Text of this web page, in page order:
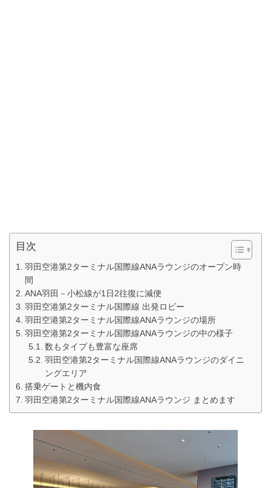
目次
羽田空港第2ターミナル国際線ANAラウンジのオープン時
間
ANA羽田－小松線が1日2往復に減便
羽田空港第2ターミナル国際線 出発ロビー
羽田空港第2ターミナル国際線ANAラウンジの場所
羽田空港第2ターミナル国際線ANAラウンジの中の様子
数もタイプも豊富な座席
羽田空港第2ターミナル国際線ANAラウンジのダイニ
ングエリア
搭乗ゲートと機内食
羽田空港第2ターミナル国際線ANAラウンジ まとめます